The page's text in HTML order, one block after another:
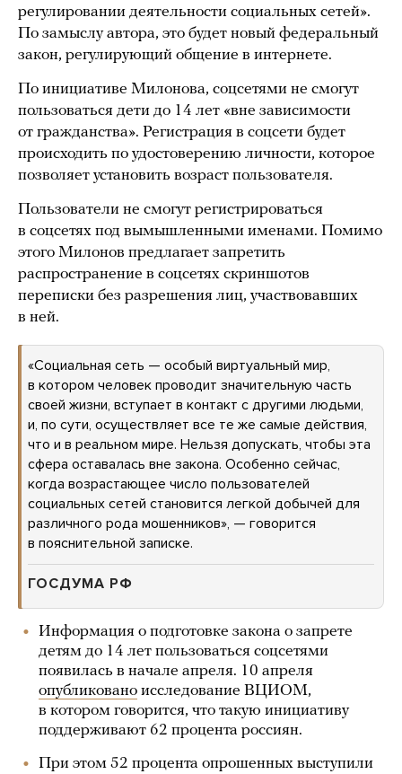
регулировании деятельности социальных сетей».
По замыслу автора, это будет новый федеральный
закон, регулирующий общение в интернете.
По инициативе Милонова, соцсетями не смогут
пользоваться дети до 14 лет «вне зависимости
от гражданства». Регистрация в соцсети будет
происходить по удостоверению личности, которое
позволяет установить возраст пользователя.
Пользователи не смогут регистрироваться
в соцсетях под вымышленными именами. Помимо
этого Милонов предлагает запретить
распространение в соцсетях скриншотов
переписки без разрешения лиц, участвовавших
в ней.
«Социальная сеть — особый виртуальный мир,
в котором человек проводит значительную часть
своей жизни, вступает в контакт с другими людьми,
и, по сути, осуществляет все те же самые действия,
что и в реальном мире. Нельзя допускать, чтобы эта
сфера оставалась вне закона. Особенно сейчас,
когда возрастающее число пользователей
социальных сетей становится легкой добычей для
различного рода мошенников», — говорится
в пояснительной записке.
ГОСДУМА РФ
Информация о подготовке закона о запрете
детям до 14 лет пользоваться соцсетями
появилась в начале апреля. 10 апреля
опубликовано исследование ВЦИОМ,
в котором говорится, что такую инициативу
поддерживают 62 процента россиян.
При этом 52 процента опрошенных выступили